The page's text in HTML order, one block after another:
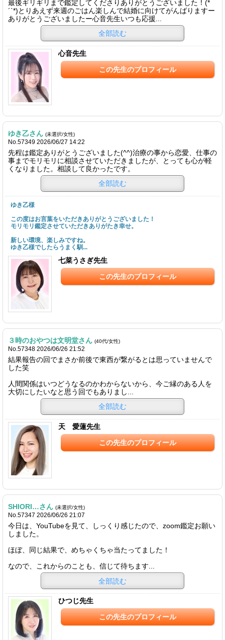
最後ギリギリまで鑑定してくださりありがとうございました！(*
´`*)とりあえず来週のごはん楽しんで結婚に向けてがんばりますー
ありがとうございましたー心音先生いつも応援...
全部読む
心音先生
この先生のプロフィール
ゆき乙さん (未選択/女性)
No.57349 2026/06/27 14:22
先程は鑑定ありがとうございました(^^)治療の事から恋愛、仕事の
事までモリモリに相談させていただきましたが、とっても心が軽
くなりました。相談して良かったです。
全部読む
ゆき乙様
この度はお言葉をいただきありがとうございました！
モリモリ鑑定させていただきありがたき幸せ。
新しい環境、楽しみですね。
ゆき乙様でしたらうまく馴...
七菜うさぎ先生
この先生のプロフィール
３時のおやつは文明堂さん (40代/女性)
No.57348 2026/06/26 21:52
結果報告の回でまさか前後で東西が繋がるとは思っていませんで
した笑
人間関係はいつどうなるのかわからないから、今ご縁のある人を
大切にしたいなと思う回でもありまし...
全部読む
天 愛蓮先生
この先生のプロフィール
SHIORI…さん (未選択/女性)
No.57347 2026/06/26 21:07
今日は、YouTubeを見て、しっくり感じたので、zoom鑑定お願い
しました。
ほぼ、同じ結果で、めちゃくちゃ当たってました！
なので、これからのことも、信じて待ちます...
全部読む
ひつじ先生
この先生のプロフィール